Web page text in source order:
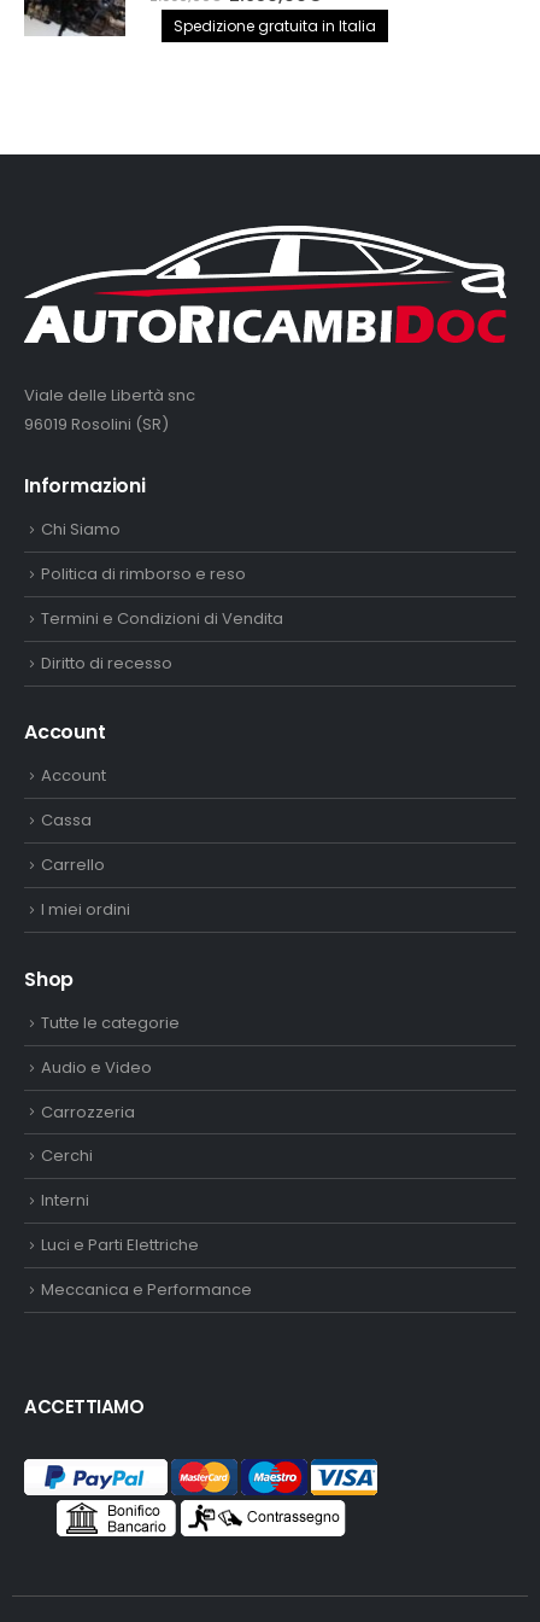
prezzo
originale
prezzo
attuale
Spedizione gratuita in Italia
Viale delle Libertà snc
96019 Rosolini (SR)
Informazioni
Chi Siamo
Politica di rimborso e reso
Termini e Condizioni di Vendita
Diritto di recesso
Account
Account
Cassa
Carrello
I miei ordini
Shop
Tutte le categorie
Audio e Video
Carrozzeria
Cerchi
Interni
Luci e Parti Elettriche
Meccanica e Performance
ACCETTIAMO